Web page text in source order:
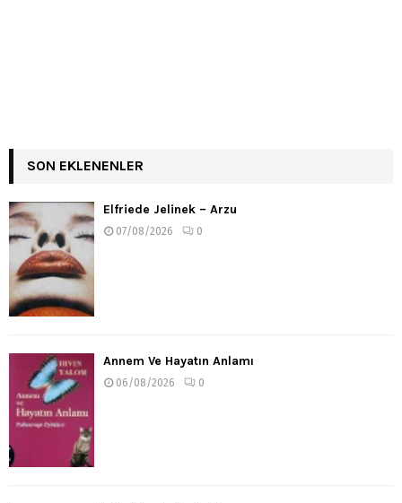
SON EKLENENLER
Elfriede Jelinek – Arzu
07/08/2026 0
Annem Ve Hayatın Anlamı
06/08/2026 0